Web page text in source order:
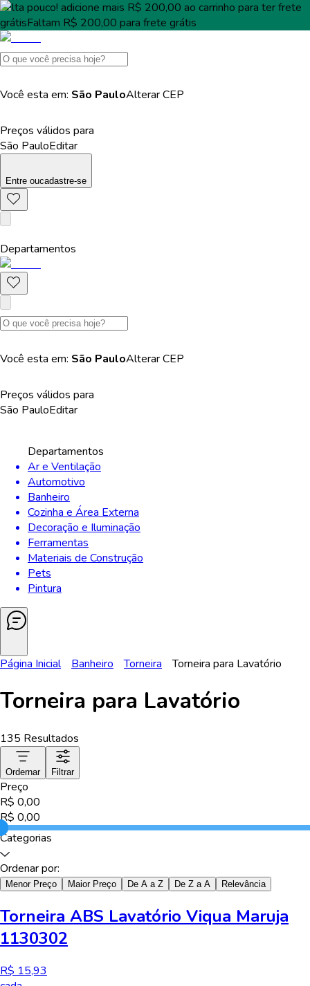
Falta pouco! adicione mais R$ 200,00 ao carrinho para terfrete
grátisFaltam R$ 200,00 para frete grátis
Você esta em: São PauloAlterarCEP
Preços válidos para
São PauloEditar
Entre oucadastre-se
Departamentos
Você esta em: São PauloAlterarCEP
Preços válidos para
São PauloEditar
Departamentos
Ar e Ventilação
Automotivo
Banheiro
Cozinha e Área Externa
Decoração e Iluminação
Ferramentas
Materiais de Construção
Pets
Pintura
Página Inicial Banheiro Torneira Torneira para Lavatório
Torneira para Lavatório
135 Resultados
Ordernar Filtrar
Preço
R$ 0,00
R$ 0,00
Categorias
Ordenar por:
Menor Preço Maior Preço De A a Z De Z a A Relevância
Torneira ABS Lavatório Viqua Maruja
1130302
R$ 15,93